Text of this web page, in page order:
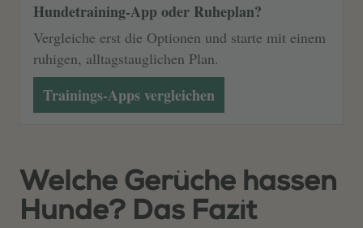
Hundetraining-App oder Ruheplan?
Vergleiche erst die Optionen und starte mit einem
ruhigen, alltagstauglichen Plan.
Trainings-Apps vergleichen
Welche Gerüche hassen
Hunde? Das Fazit